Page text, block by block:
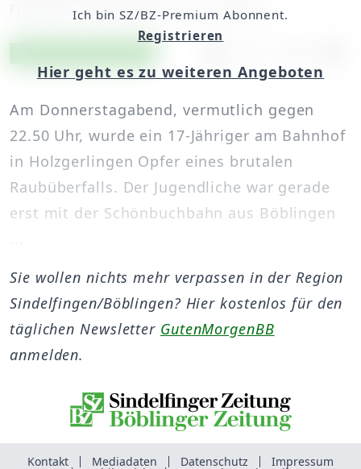
Freitag, 21. September 2012, 12:46 Uhr
Am Donnerstagabend, vermutlich gegen
22.50 Uhr, wurde ein 17-Jähriger am Bahnhof
in Holzgerlingen Opfer eines brutalen
Raubüberfalls. Der Jugendliche war gerade
erst mit der Schönbuchbahn aus Böblingen
Ich bin SZ/BZ-Premium Abonnent.
Registrieren
Hier geht es zu weiteren Angeboten
Sie wollen nichts mehr verpassen in der Region
Sindelfingen/Böblingen? Hier kostenlos für den
täglichen Newsletter GutenMorgenBB
anmelden.
Kontakt Mediadaten Datenschutz Impressum